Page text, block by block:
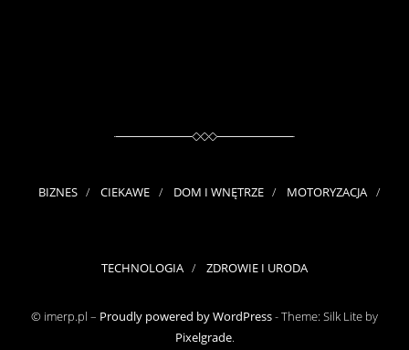
BIZNES CIEKAWE DOM I WNĘTRZE MOTORYZACJA
TECHNOLOGIA ZDROWIE I URODA
© imerp.pl – Proudly powered by WordPress-Theme: Silk Lite by
Pixelgrade.